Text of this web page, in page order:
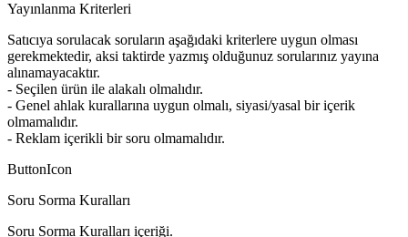
Yayınlanma Kriterleri
Satıcıya sorulacak soruların aşağıdaki kriterlere uygun olması
gerekmektedir, aksi taktirde yazmış olduğunuz sorularınız yayına
alınamayacaktır.
- Seçilen ürün ile alakalı olmalıdır.
- Genel ahlak kurallarına uygun olmalı, siyasi/yasal bir içerik
olmamalıdır.
- Reklam içerikli bir soru olmamalıdır.
ButtonIcon
Soru Sorma Kuralları
Soru Sorma Kuralları içeriği.